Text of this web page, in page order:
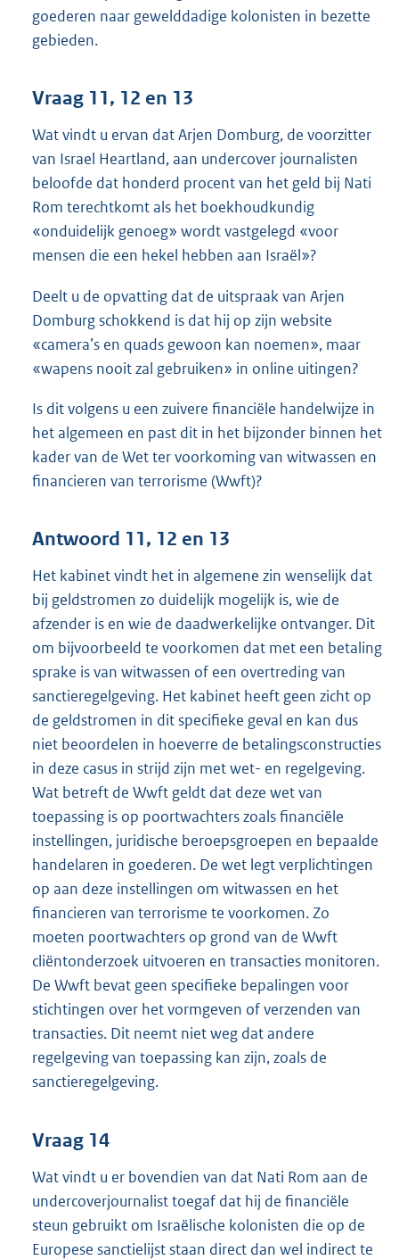
goederen naar gewelddadige kolonisten in bezette
gebieden.
Vraag 11, 12 en 13
Wat vindt u ervan dat Arjen Domburg, de voorzitter
van Israel Heartland, aan undercover journalisten
beloofde dat honderd procent van het geld bij Nati
Rom terechtkomt als het boekhoudkundig
«onduidelijk genoeg» wordt vastgelegd «voor
mensen die een hekel hebben aan Israël»?
Deelt u de opvatting dat de uitspraak van Arjen
Domburg schokkend is dat hij op zijn website
«camera’s en quads gewoon kan noemen», maar
«wapens nooit zal gebruiken» in online uitingen?
Is dit volgens u een zuivere financiële handelwijze in
het algemeen en past dit in het bijzonder binnen het
kader van de Wet ter voorkoming van witwassen en
financieren van terrorisme (Wwft)?
Antwoord 11, 12 en 13
Het kabinet vindt het in algemene zin wenselijk dat
bij geldstromen zo duidelijk mogelijk is, wie de
afzender is en wie de daadwerkelijke ontvanger. Dit
om bijvoorbeeld te voorkomen dat met een betaling
sprake is van witwassen of een overtreding van
sanctieregelgeving. Het kabinet heeft geen zicht op
de geldstromen in dit specifieke geval en kan dus
niet beoordelen in hoeverre de betalingsconstructies
in deze casus in strijd zijn met wet- en regelgeving.
Wat betreft de Wwft geldt dat deze wet van
toepassing is op poortwachters zoals financiële
instellingen, juridische beroepsgroepen en bepaalde
handelaren in goederen. De wet legt verplichtingen
op aan deze instellingen om witwassen en het
financieren van terrorisme te voorkomen. Zo
moeten poortwachters op grond van de Wwft
cliëntonderzoek uitvoeren en transacties monitoren.
De Wwft bevat geen specifieke bepalingen voor
stichtingen over het vormgeven of verzenden van
transacties. Dit neemt niet weg dat andere
regelgeving van toepassing kan zijn, zoals de
sanctieregelgeving.
Vraag 14
Wat vindt u er bovendien van dat Nati Rom aan de
undercoverjournalist toegaf dat hij de financiële
steun gebruikt om Israëlische kolonisten die op de
Europese sanctielijst staan direct dan wel indirect te